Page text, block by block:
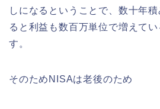
しになるということで、数十年
ると利益も数百万単位で増えて
す。
そのためNISAは老後のため